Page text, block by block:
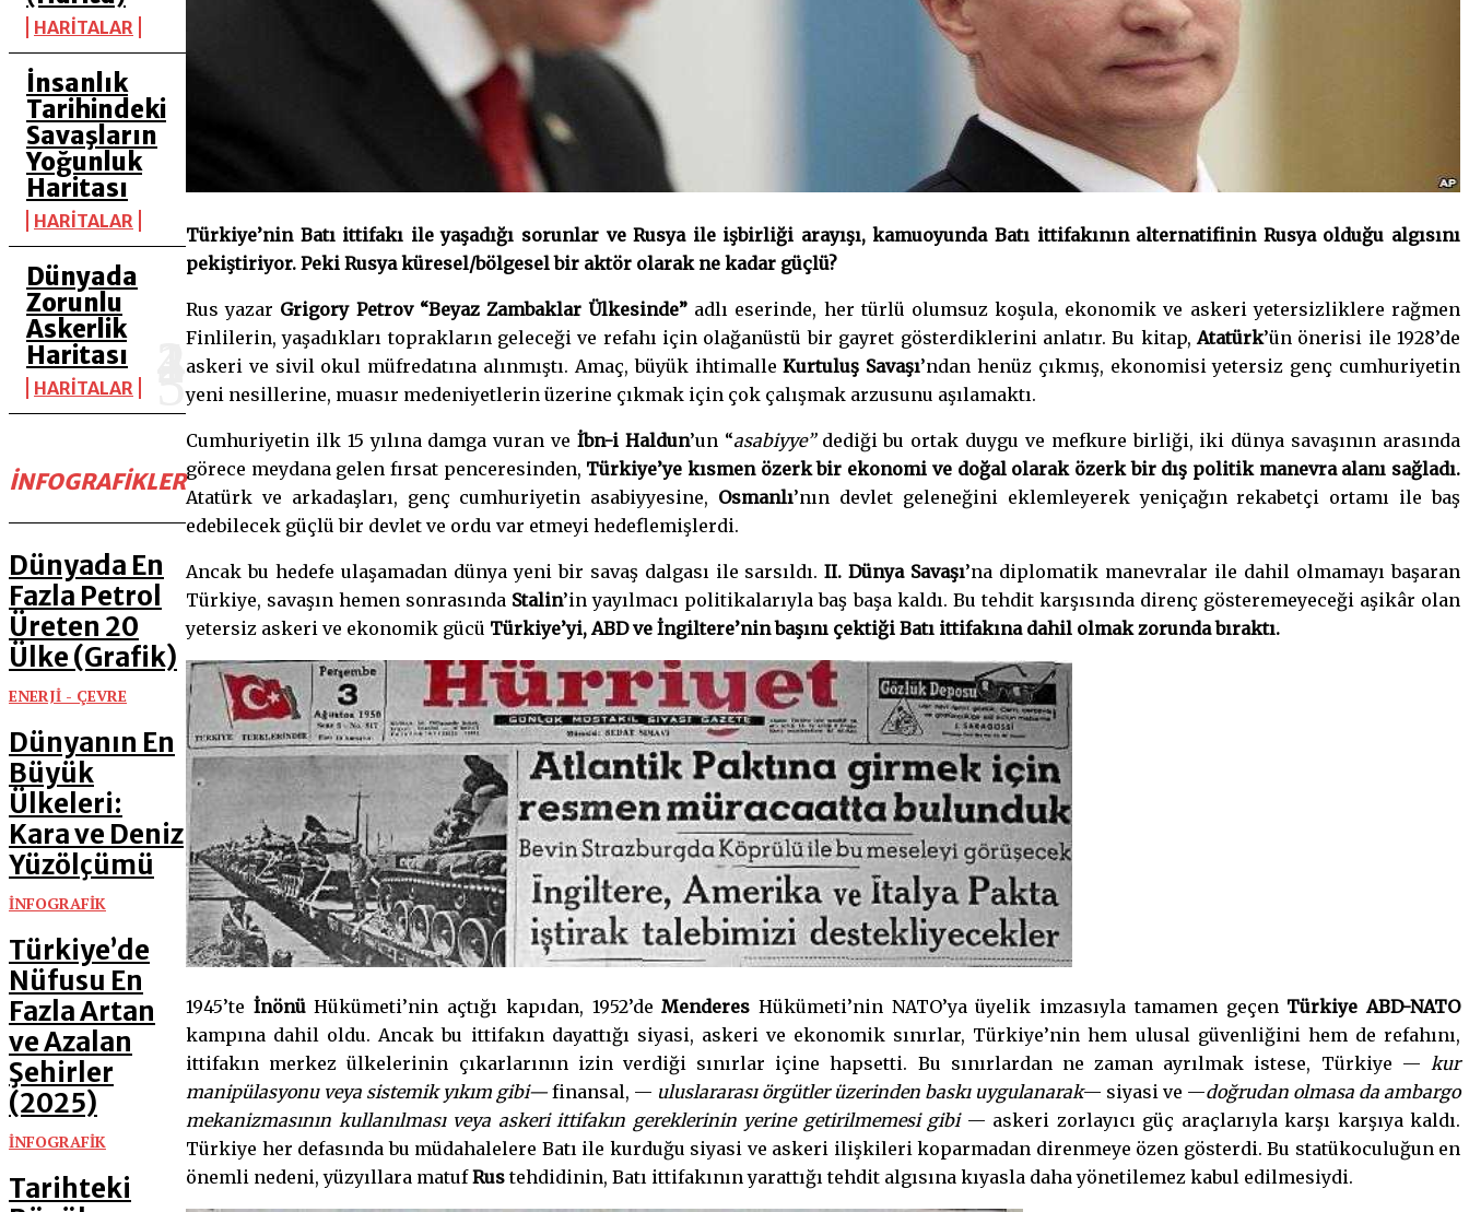
HARİTALAR
İnsanlık
Tarihindeki
Savaşların
Yoğunluk
Haritası
HARİTALAR
Dünyada
Zorunlu
Askerlik
Haritası
HARİTALAR
İNFOGRAFIKLER
Dünyada En
Fazla Petrol
Üreten 20
Ülke (Grafik)
ENERJİ - ÇEVRE
Dünyanın En
Büyük
Ülkeleri:
Kara ve Deniz
Yüzölçümü
İNFOGRAFİK
Türkiye’de
Nüfusu En
Fazla Artan
ve Azalan
Şehirler
(2025)
İNFOGRAFİK
Tarihteki
Türkiye’nin Batı ittifakı ile yaşadığı sorunlar ve Rusya ile işbirliği arayışı, kamuoyunda Batı ittifakının alternatifinin Rusya olduğu algısını
pekiştiriyor. Peki Rusya küresel/bölgesel bir aktör olarak ne kadar güçlü?
Rus yazar Grigory Petrov “Beyaz Zambaklar Ülkesinde” adlı eserinde, her türlü olumsuz koşula, ekonomik ve askeri yetersizliklere rağmen
Finlilerin, yaşadıkları toprakların geleceği ve refahı için olağanüstü bir gayret gösterdiklerini anlatır. Bu kitap,Atatürk’ün önerisi ile 1928’de
askeri ve sivil okul müfredatına alınmıştı. Amaç, büyük ihtimalleKurtuluş Savaşı’ndan henüz çıkmış, ekonomisi yetersiz genç cumhuriyetin
yeni nesillerine, muasır medeniyetlerin üzerine çıkmak için çok çalışmak arzusunu aşılamaktı.
Cumhuriyetin ilk 15 yılına damga vuran ve İbn-i Haldun’un “asabiyye”dediği bu ortak duygu ve mefkure birliği, iki dünya savaşının arasında
görece meydana gelen fırsat penceresinden, Türkiye’ye kısmen özerk bir ekonomi ve doğal olarak özerk bir dış politik manevra alanı sağladı.
Atatürk ve arkadaşları, genç cumhuriyetin asabiyyesine, Osmanlı’nın devlet geleneğini eklemleyerek yeniçağın rekabetçi ortamı ile baş
edebilecek güçlü bir devlet ve ordu var etmeyi hedeflemişlerdi.
Ancak bu hedefe ulaşamadan dünya yeni bir savaş dalgası ile sarsıldı.II. Dünya Savaşı’na diplomatik manevralar ile dahil olmamayı başaran
Türkiye, savaşın hemen sonrasında Stalin’in yayılmacı politikalarıyla baş başa kaldı. Bu tehdit karşısında direnç gösteremeyeceği aşikâr olan
yetersiz askeri ve ekonomik gücü Türkiye’yi, ABD ve İngiltere’nin başını çektiği Batı ittifakına dahil olmak zorunda bıraktı.
1945’te İnönüHükümeti’nin açtığı kapıdan, 1952’deMenderes Hükümeti’nin NATO’ya üyelik imzasıyla tamamen geçen Türkiye ABD-NATO
kampına dahil oldu. Ancak bu ittifakın dayattığı siyasi, askeri ve ekonomik sınırlar, Türkiye’nin hem ulusal güvenliğini hem de refahını,
ittifakın merkez ülkelerinin çıkarlarının izin verdiği sınırlar içine hapsetti. Bu sınırlardan ne zaman ayrılmak istese, Türkiye — kur
manipülasyonu veya sistemik yıkım gibi—finansal, — uluslararası örgütler üzerinden baskı uygulanarak— siyasi ve —doğrudan olmasa da ambargo
mekanizmasının kullanılması veya askeri ittifakın gereklerinin yerine getirilmemesi gibi— askeri zorlayıcı güç araçlarıyla karşı karşıya kaldı.
Türkiye her defasında bu müdahalelere Batı ile kurduğu siyasi ve askeri ilişkileri koparmadan direnmeye özen gösterdi. Bu statükoculuğun en
önemli nedeni, yüzyıllara matufRustehdidinin, Batı ittifakının yarattığı tehdit algısına kıyasla daha yönetilemez kabul edilmesiydi.